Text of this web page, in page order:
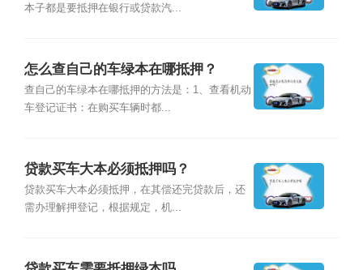
本子都是要抵押在银行或贷款汽...
怎么查自己的车绿本在哪抵押？
查自己的车绿本在哪抵押的方法是：1、查看机动
车登记证书：在购买车辆时都...
贷款买车大本必须抵押吗？
贷款买车大本必须抵押，在其偿还完贷款后，还
需办理解押登记，根据规定，机...